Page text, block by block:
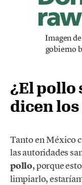
Imagen
gobierno
¿El pollo
dicen
Tanto en México
las autoridades
pollo, porque
limpiarlo,